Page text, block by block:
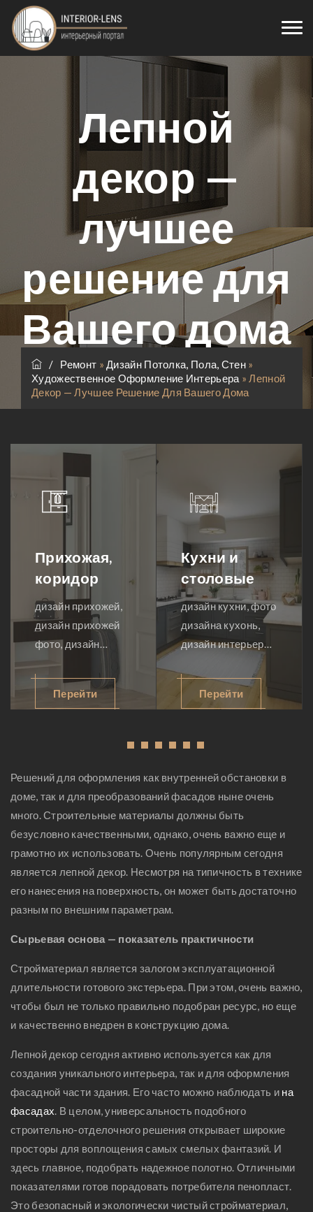
Лепной
декор —
лучшее
решение для
Вашего дома
/ Ремонт »Дизайн Потолка, Пола, Стен »
Художественное Оформление Интерьера »Лепной
Декор — Лучшее Решение Для Вашего Дома
Прихожая,
коридор
дизайн прихожей,
дизайн прихожей
фото, дизайн
квартиры
прихожая, дизайн
маленькой
коридора, дизайн
квартиры
прихожая, дизайн
проект прихожей
Перейти
Кухни и
столовые
дизайн кухни, фото
дизайна кухонь,
дизайн интерьера
маленькой кухни,
кухни дизайн
классическая
кухня дизайн,
дизайн столовой,
дизайн кухни
столовой
Перейти
Решений для оформления как внутренней обстановки в
доме, так и для преобразований фасадов ныне очень
много. Строительные материалы должны быть
безусловно качественными, однако, очень важно еще и
грамотно их использовать. Очень популярным сегодня
является лепной декор. Несмотря на типичность в технике
его нанесения на поверхность, он может быть достаточно
разным по внешним параметрам.
Сырьевая основа — показатель практичности
Стройматериал является залогом эксплуатационной
длительности готового экстерьера. При этом, очень важно,
чтобы был не только правильно подобран ресурс, но еще
и качественно внедрен в конструкцию дома.
Лепной декор сегодня активно используется как для
создания уникального интерьера, так и для оформления
фасадной части здания. Его часто можно наблюдать и на
фасадах. В целом, универсальность подобного
строительно-отделочного решения открывает широкие
просторы для воплощения самых смелых фантазий. И
здесь главное, подобрать надежное полотно. Отличными
показателями готов порадовать потребителя пенопласт.
Это безопасный и экологически чистый стройматериал,